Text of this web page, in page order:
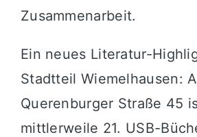
Zusammenarbeit.
Ein neues Literatur-
Stadtteil Wiemelhausen:
Querenburger Straße 45
mittlerweile 21. USB-